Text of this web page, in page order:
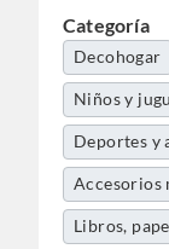
Categoría
Decohogar
Niños y
Deportes y
Accesorios
Libros,